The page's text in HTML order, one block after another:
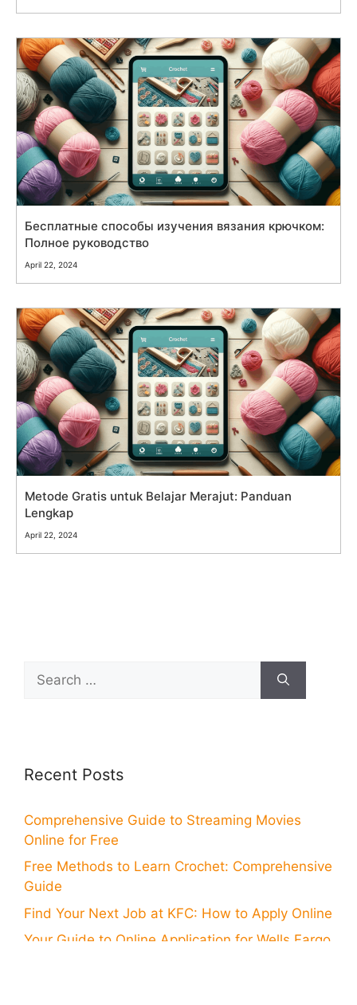
Бесплатные способы изучения вязания крючком:
Полное руководство
April 22, 2024
Metode Gratis untuk Belajar Merajut: Panduan
Lengkap
April 22, 2024
for:
Recent Posts
Comprehensive Guide to Streaming Movies
Online for Free
Free Methods to Learn Crochet: Comprehensive
Guide
Find Your Next Job at KFC: How to Apply Online
Your Guide to Online Application for Wells Fargo